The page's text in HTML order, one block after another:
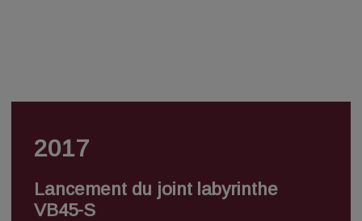
2017
Lancement du joint labyrinthe
VB45-S